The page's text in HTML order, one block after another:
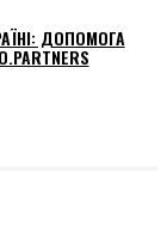
ДОПОМОГА